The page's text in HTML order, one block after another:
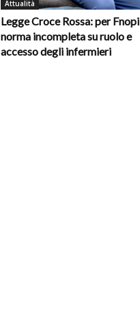
Attualità
Legge Croce Rossa: per Fnopi
norma incompleta su ruolo e
accesso degli infermieri